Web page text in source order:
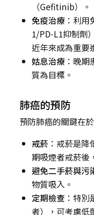
（Gefitinib）。
免疫治療 ：利
1/PD-L1抑制劑
近年來成為重要
姑息治療 ：晚
質為目標。
肺癌的預防
預防肺癌的關鍵在
戒菸 ：戒菸是
期吸煙者戒菸後
避免二手菸與污
物質吸入。
定期檢查 ：特
者），可考慮低